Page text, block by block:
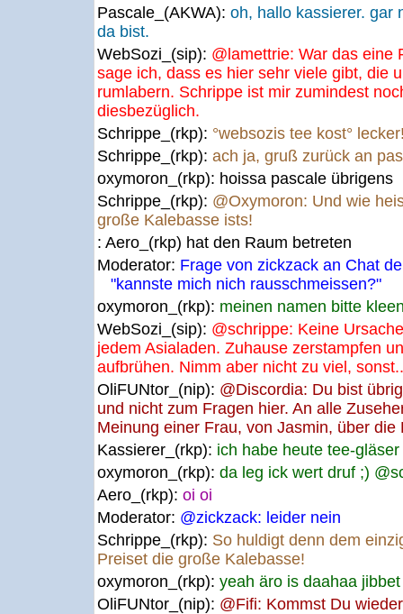
Pascale_(AKWA): oh, hallo kassierer. gar
da bist.
WebSozi_(sip): @lamettrie: War das eine
sage ich, dass es hier sehr viele gibt, die
rumlabern. Schrippe ist mir zumindest
diesbezüglich.
Schrippe_(rkp): °websozis tee kost°
Schrippe_(rkp): ach ja, gruß zurück an
oxymoron_(rkp): hoissa pascale übrigens
Schrippe_(rkp): @Oxymoron: Und wie
große Kalebasse ists!
: Aero_(rkp) hat den Raum betreten
Moderator: Frage von zickzack an Chat
"kannste mich nich rausschmeissen?"
oxymoron_(rkp): meinen namen bitte
WebSozi_(sip): @schrippe: Keine
jedem Asialaden. Zuhause zerstampfen
aufbrühen. Nimm aber nicht zu viel,
OliFUNtor_(nip): @Discordia: Du bist
und nicht zum Fragen hier. An alle
Meinung einer Frau, von Jasmin, über die
Kassierer_(rkp): ich habe heute tee-
oxymoron_(rkp): da leg ick wert druf ;)
Aero_(rkp): oi oi
Moderator: @zickzack: leider nein
Schrippe_(rkp): So huldigt denn dem
Preiset die große Kalebasse!
oxymoron_(rkp): yeah äro is daahaa
OliFUNtor_(nip): @Fifi: Kommst Du